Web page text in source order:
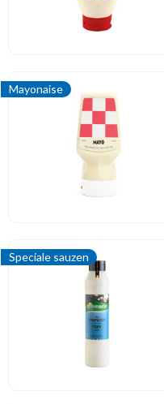
Mayonaise
Speciale sauzen